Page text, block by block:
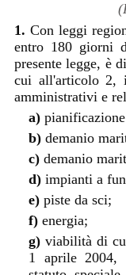
1.Con leggi
entro 180 giorni
presente legge, è
cui all'articolo 2,
amministrativi e
a)
b)demanio
c)demanio
d)impianti a
e)piste da sci;
f)energia;
g)viabilità di
1 aprile 2004,